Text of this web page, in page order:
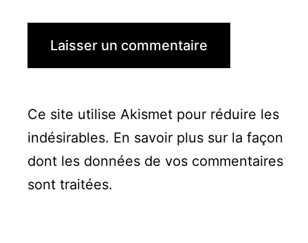
Ce site utilise Akismet pour réduire les
indésirables. En savoir plus sur la façon
dont les données de vos commentaires
sont traitées.